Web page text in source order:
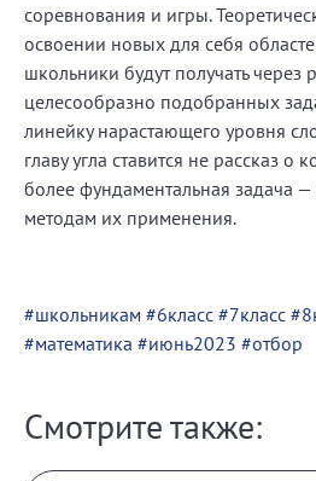
соревнования и игры.
освоении новых для себя
школьники будут получать через
целесообразно подобранных
линейку нарастающего уровня
главу угла ставится не рассказ о
более фундаментальная задача
методам их применения.
#школьникам #6класс #7класс
#математика #июнь2023 #отбор
Смотрите также: